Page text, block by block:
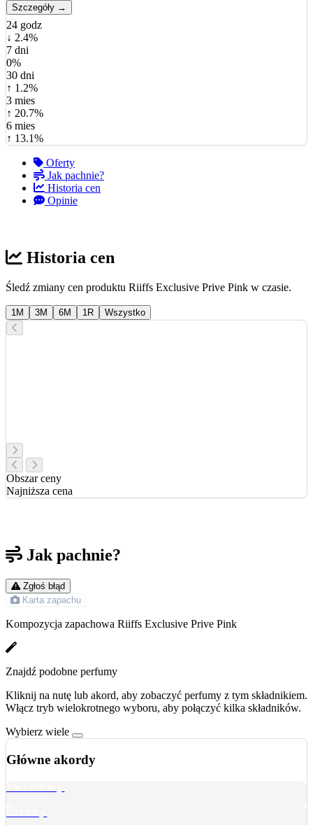
Szczegóły →
24 godz
↓ 2.4%
7 dni
0%
30 dni
↑ 1.2%
3 mies
↑ 20.7%
6 mies
↑ 13.1%
Oferty
Jak pachnie?
Historia cen
Opinie
Historia cen
Śledź zmiany cen produktu Riiffs Exclusive Prive Pink w czasie.
1M 3M 6M 1R Wszystko
Obszar ceny
Najniższa cena
Jak pachnie?
Zgłoś błąd
Karta zapachu
Kompozycja zapachowa Riiffs Exclusive Prive Pink
Znajdź podobne perfumy
Kliknij na nutę lub akord, aby zobaczyć perfumy z tym składnikiem.
Włącz tryb wielokrotnego wyboru, aby połączyć kilka składników.
Wybierz wiele
Główne akordy